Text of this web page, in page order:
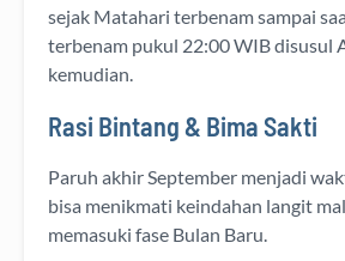
sejak Matahari terbenam sampai
terbenam pukul 22:00 WIB disusul
kemudian.
Rasi Bintang & Bima Sakti
Paruh akhir September menjadi
bisa menikmati keindahan langit
memasuki fase Bulan Baru.